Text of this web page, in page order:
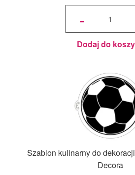
-
ilość
do
dekoracji
-
Dziecko
- Decora
Dodaj do
Szablon kulinarny do
Decora